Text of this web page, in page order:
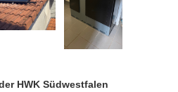
HWK Südwestfalen